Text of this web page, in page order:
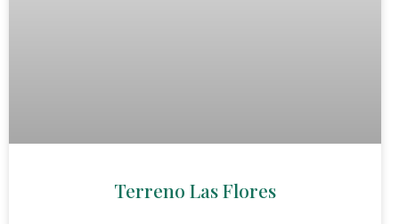
Terreno Las Flores